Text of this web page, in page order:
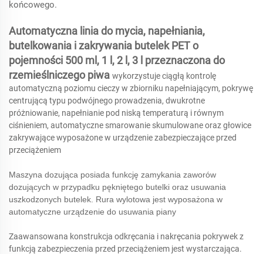
końcowego.
Automatyczna linia do mycia, napełniania,
butelkowania i zakrywania butelek PET o
pojemności 500 ml, 1 l, 2 l, 3 l przeznaczona do
rzemieślniczego piwa wykorzystuje ciągłą kontrolę
automatyczną poziomu cieczy w zbiorniku napełniającym, pokrywę
centrującą typu podwójnego prowadzenia, dwukrotne
próżniowanie, napełnianie pod niską temperaturą i równym
ciśnieniem, automatyczne smarowanie skumulowane oraz głowice
zakrywające wyposażone w urządzenie zabezpieczające przed
przeciążeniem
Maszyna dozująca posiada funkcję zamykania zaworów
dozujących w przypadku pękniętego butelki oraz usuwania
uszkodzonych butelek. Rura wylotowa jest wyposażona w
automatyczne urządzenie do usuwania piany
Zaawansowana konstrukcja odkręcania i nakręcania pokrywek z
funkcją zabezpieczenia przed przeciążeniem jest wystarczająca.